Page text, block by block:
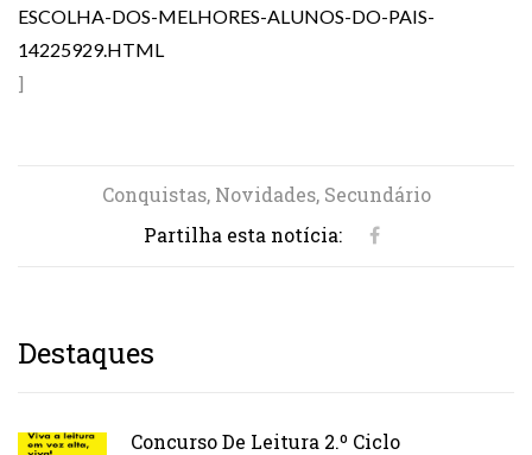
ESCOLHA-DOS-MELHORES-ALUNOS-DO-PAIS-
14225929.HTML
]
Conquistas, Novidades, Secundário
Partilha esta notícia:
Destaques
Concurso De Leitura 2.º Ciclo